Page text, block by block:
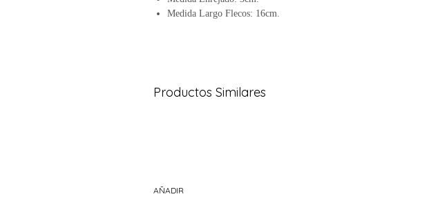
Medida Largo Flecos: 16cm.
Productos Similares
AÑADIR